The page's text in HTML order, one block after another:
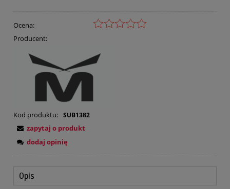
Ocena:
Producent:
Kod produktu: SUB1382
zapytaj o produkt
dodaj opinię
Opis